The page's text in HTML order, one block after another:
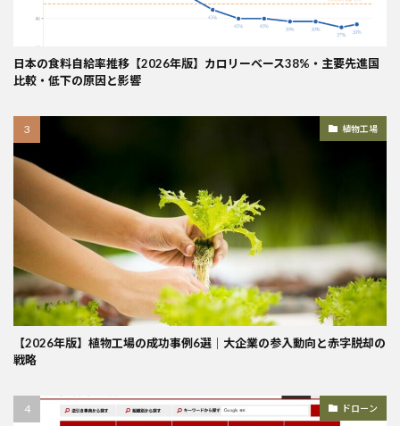
日本の食料自給率推移【2026年版】カロリーベース38%・主要先進国
比較・低下の原因と影響
植物工場
【2026年版】植物工場の成功事例6選｜大企業の参入動向と赤字脱却の
戦略
ドローン